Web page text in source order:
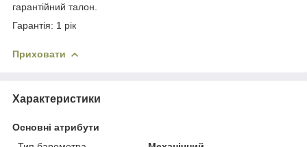
гарантійний талон.
Гарантія: 1 рік
Приховати
Характеристики
Основні атрибути